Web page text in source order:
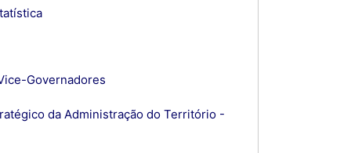
Governadores
da Administração do Território -